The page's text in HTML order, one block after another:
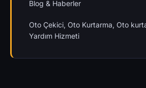
Blog & Haberler
Oto Çekici, Oto Kurtarma, Oto
Yardım Hizmeti